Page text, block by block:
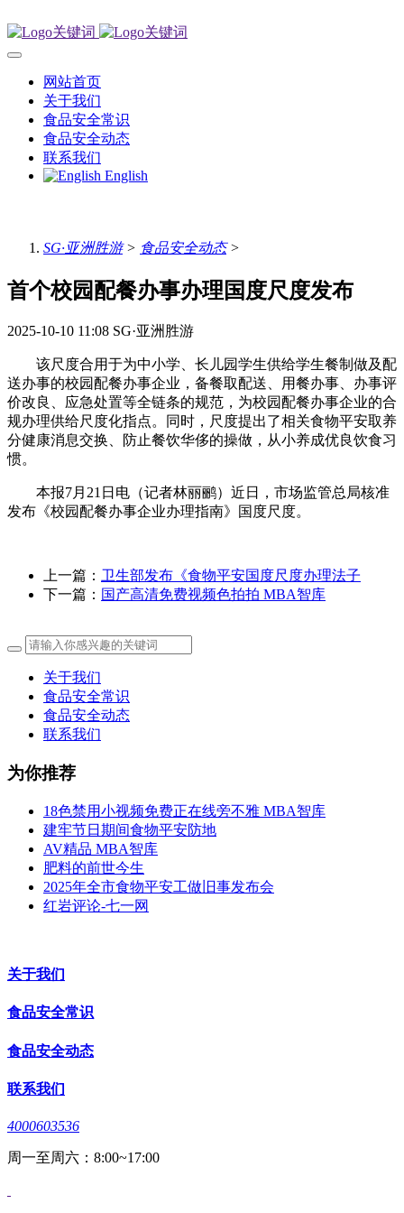
网站首页
关于我们
食品安全常识
食品安全动态
联系我们
English
SG·亚洲胜游> 食品安全动态>
首个校园配餐办事办理国度尺度发布
2025-10-10 11:08 SG·亚洲胜游
该尺度合用于为中小学、长儿园学生供给学生餐制做及配
送办事的校园配餐办事企业，备餐取配送、用餐办事、办事评
价改良、应急处置等全链条的规范，为校园配餐办事企业的合
规办理供给尺度化指点。同时，尺度提出了相关食物平安取养
分健康消息交换、防止餐饮华侈的操做，从小养成优良饮食习
惯。
本报7月21日电（记者林丽鹂）近日，市场监管总局核准
发布《校园配餐办事企业办理指南》国度尺度。
上一篇： 卫生部发布《食物平安国度尺度办理法子
下一篇： 国产高清免费视频色拍拍 MBA智库
关于我们
食品安全常识
食品安全动态
联系我们
为你推荐
18色禁用小视频免费正在线旁不雅 MBA智库
建牢节日期间食物平安防地
AV精品 MBA智库
肥料的前世今生
2025年全市食物平安工做旧事发布会
红岩评论-七一网
关于我们
食品安全常识
食品安全动态
联系我们
4000603536
周一至周六：8:00~17:00